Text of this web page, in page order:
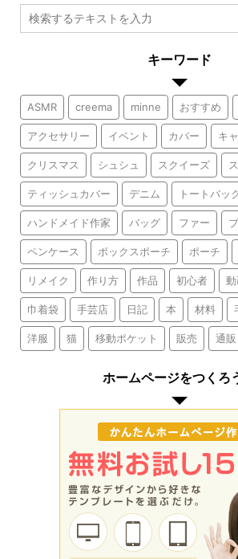
キーワード
ASMR creema minne おすすめ
アクセサリー イベント カバー キ
クリスマス シュシュ スクイーズ
ティッシュカバー デニム トートバッ
ハンドメイド作家 バッグ ファー
ペンケース ボックスポーチ ポーチ
リメイク 作り方 作品 初心者
巾着袋 手芸店 日記 本 材料
洋服 猫 移動ポケット 販売 通販
ホームページをつくろ